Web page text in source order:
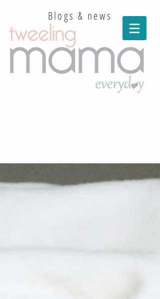
Blogs & news